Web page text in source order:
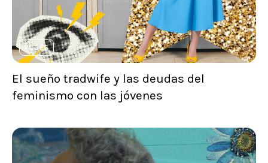
VOCES
El sueño tradwife y las deudas del
feminismo con las jóvenes